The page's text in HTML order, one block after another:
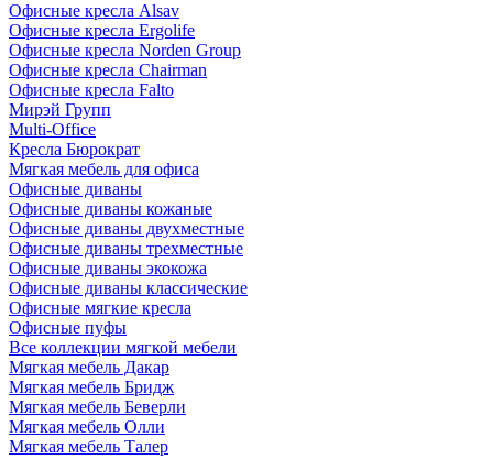
Офисные кресла Alsav
Офисные кресла Ergolife
Офисные кресла Norden Group
Офисные кресла Chairman
Офисные кресла Falto
Мирэй Групп
Multi-Office
Кресла Бюрократ
Мягкая мебель для офиса
Офисные диваны
Офисные диваны кожаные
Офисные диваны двухместные
Офисные диваны трехместные
Офисные диваны экокожа
Офисные диваны классические
Офисные мягкие кресла
Офисные пуфы
Все коллекции мягкой мебели
Мягкая мебель Дакар
Мягкая мебель Бридж
Мягкая мебель Беверли
Мягкая мебель Олли
Мягкая мебель Талер